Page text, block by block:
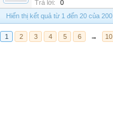
Trả lời:
0
Hiển thị kết quả từ 1 đến 20 của 200
1 2 3 4 5 6 → 10